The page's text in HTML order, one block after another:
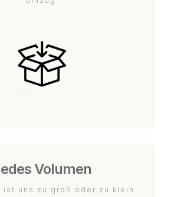
Volumen
ist uns zu groß oder zu klein.